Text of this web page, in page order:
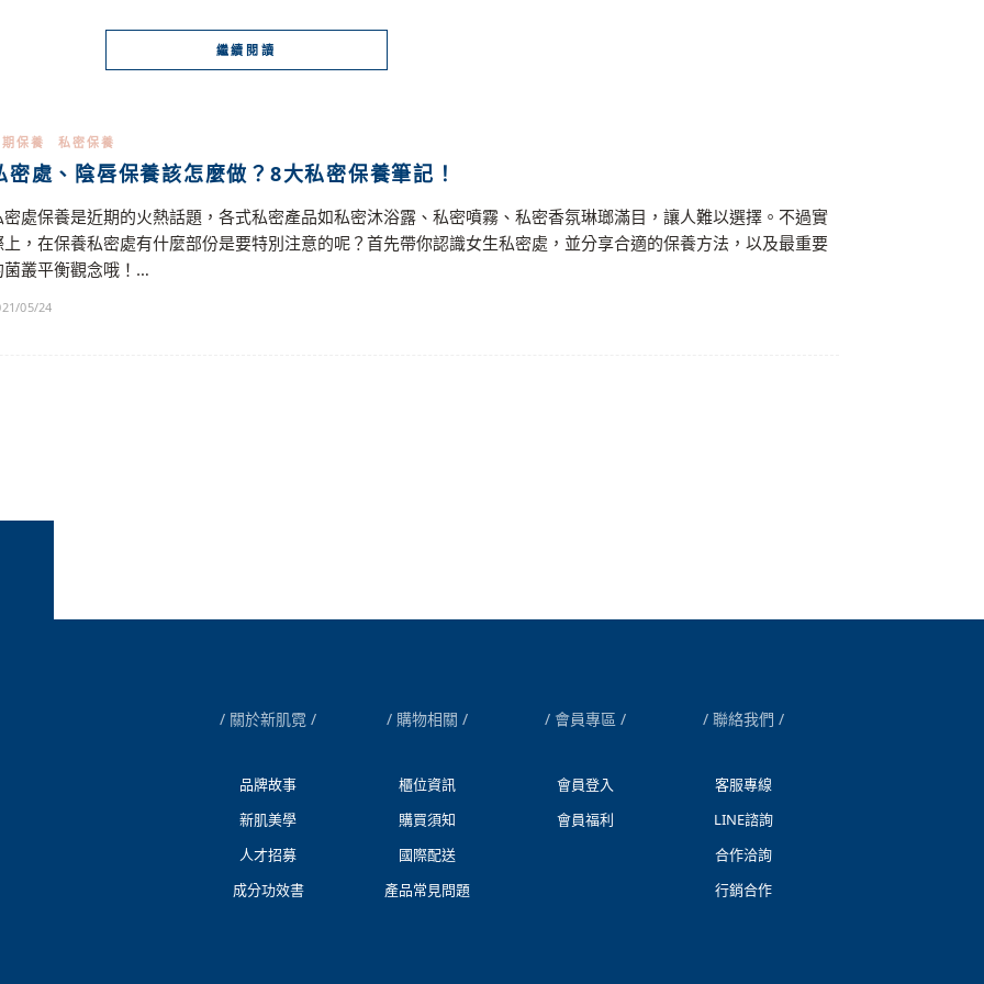
繼續閱讀
保養 私密保養
密處、陰唇保養該怎麼做？8大私密保養筆記！
密處保養是近期的火熱話題，各式私密產品如私密沐浴露、私密噴霧、私密香氛琳瑯滿目，讓人難以選擇。不過實
上，在保養私密處有什麼部份是要特別注意的呢？首先帶你認識女生私密處，並分享合適的保養方法，以及最重要
菌叢平衡觀念哦！…
05/24
關於新肌霓
品牌故事
新肌美學
人才招募
成分功效書
購物相關
櫃位資訊
購買須知
國際配送
產品常見問題
會員專區
會員登入
會員福利
聯絡我們
客服專線
LINE諮詢
合作洽詢
行銷合作